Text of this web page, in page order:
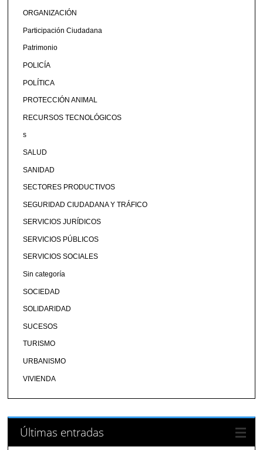
ORGANIZACIÓN
Participación Ciudadana
Patrimonio
POLICÍA
POLÍTICA
PROTECCIÓN ANIMAL
RECURSOS TECNOLÓGICOS
s
SALUD
SANIDAD
SECTORES PRODUCTIVOS
SEGURIDAD CIUDADANA Y TRÁFICO
SERVICIOS JURÍDICOS
SERVICIOS PÚBLICOS
SERVICIOS SOCIALES
Sin categoría
SOCIEDAD
SOLIDARIDAD
SUCESOS
TURISMO
URBANISMO
VIVIENDA
Últimas entradas